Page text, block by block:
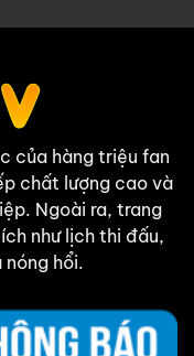
của hàng triệu fan
chất lượng cao và
Ngoài ra, trang
như lịch thi đấu,
hổi.